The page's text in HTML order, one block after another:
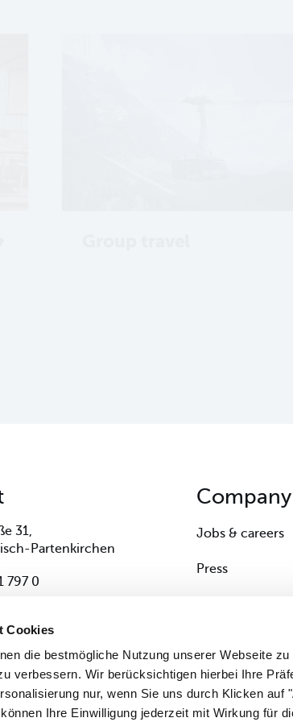
Cookies
die bestmögliche Nutzung unserer Webseite
verbessern. Wir berücksichtigen hierbei Ihre
nur, wenn Sie uns durch Klicken auf
Ihre Einwilligung jederzeit mit Wirkung für
31,
Partenkirchen
797 0
Company
Jobs & careers
Press